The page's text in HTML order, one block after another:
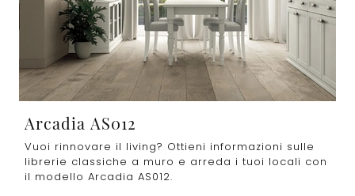
Arcadia AS012
Vuoi rinnovare il living? Ottieni informazioni sulle
librerie classiche a muro e arreda i tuoi locali con
il modello Arcadia AS012.